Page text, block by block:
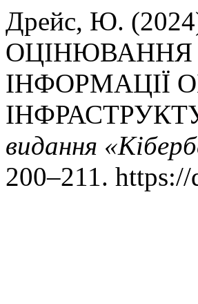
Дрейс, Ю.
ОЦІНЮВАННЯ
ІНФОРМАЦІЇ
видання
200–211.